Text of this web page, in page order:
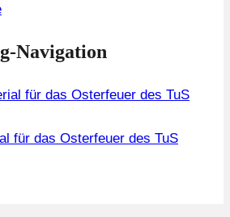
Navigation
für das Osterfeuer des TuS
für das Osterfeuer des TuS